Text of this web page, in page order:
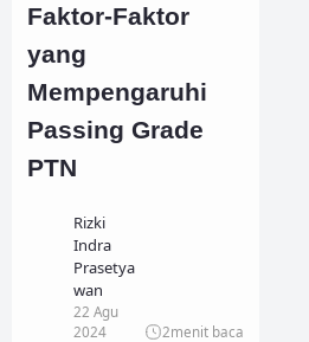
Faktor-Faktor
yang
Mempengaruhi
Passing Grade
PTN
Rizki
Indra
Prasetya
wan
22 Agu
2024
2menit baca